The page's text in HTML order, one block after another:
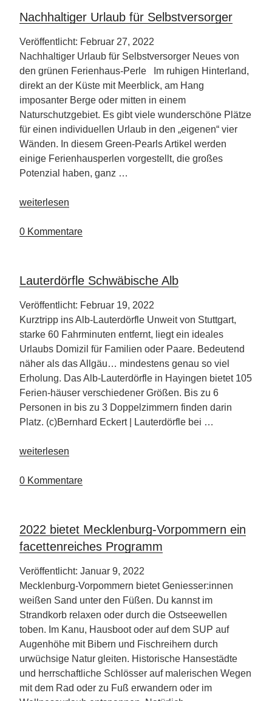
Nachhaltiger Urlaub für Selbstversorger
Veröffentlicht: Februar 27, 2022
Nachhaltiger Urlaub für Selbstversorger Neues von
den grünen Ferienhaus-Perle Im ruhigen Hinterland,
direkt an der Küste mit Meerblick, am Hang
imposanter Berge oder mitten in einem
Naturschutzgebiet. Es gibt viele wunderschöne Plätze
für einen individuellen Urlaub in den „eigenen“ vier
Wänden. In diesem Green-Pearls Artikel werden
einige Ferienhausperlen vorgestellt, die großes
Potenzial haben, ganz …
„Nachhaltiger
für
weiterlesen
0 Kommentare
Lauterdörfle Schwäbische Alb
Veröffentlicht: Februar 19, 2022
Kurztripp ins Alb-Lauterdörfle Unweit von Stuttgart,
starke 60 Fahrminuten entfernt, liegt ein ideales
Urlaubs Domizil für Familien oder Paare. Bedeutend
näher als das Allgäu… mindestens genau so viel
Erholung. Das Alb-Lauterdörfle in Hayingen bietet 105
Ferien-häuser verschiedener Größen. Bis zu 6
Personen in bis zu 3 Doppelzimmern finden darin
Platz. (c)Bernhard Eckert | Lauterdörfle bei …
„Lauterdörfle
Alb“
weiterlesen
0 Kommentare
2022 bietet Mecklenburg-Vorpommern ein
facettenreiches Programm
Veröffentlicht: Januar 9, 2022
Mecklenburg-Vorpommern bietet Geniesser:innen
weißen Sand unter den Füßen. Du kannst im
Strandkorb relaxen oder durch die Ostseewellen
toben. Im Kanu, Hausboot oder auf dem SUP auf
Augenhöhe mit Bibern und Fischreihern durch
urwüchsige Natur gleiten. Historische Hansestädte
und herrschaftliche Schlösser auf malerischen Wegen
mit dem Rad oder zu Fuß erwandern oder im